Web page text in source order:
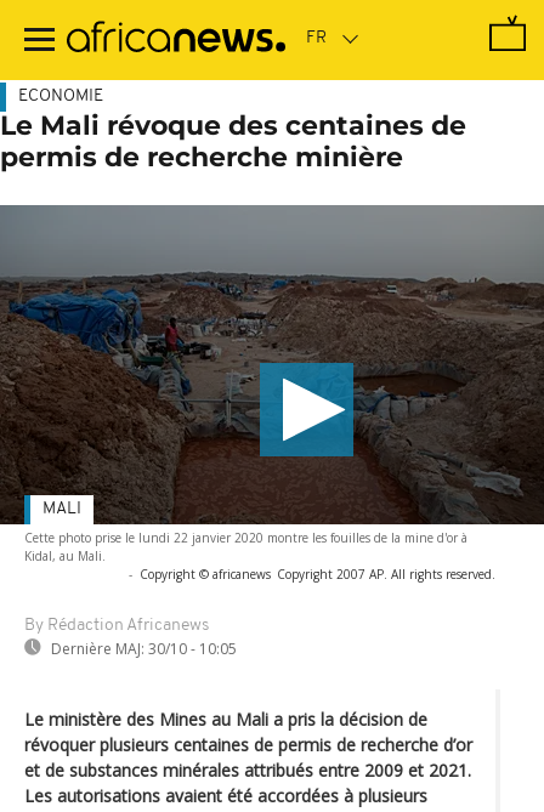
contenu
ECONOMIE
Le Mali révoque des centaines de
permis de recherche minière
Cette photo prise le lundi 22 janvier 2020 montre les fouilles de la mine d'or à
Kidal, au Mali.
- Copyright © africanews Copyright 2007 AP. All rights reserved.
By Rédaction Africanews
Dernière MAJ: 30/10 - 10:05
MALI
Le ministère des Mines au Mali a pris la décision de
révoquer plusieurs centaines de permis de recherche d’or
et de substances minérales attribués entre 2009 et 2021.
Les autorisations avaient été accordées à plusieurs